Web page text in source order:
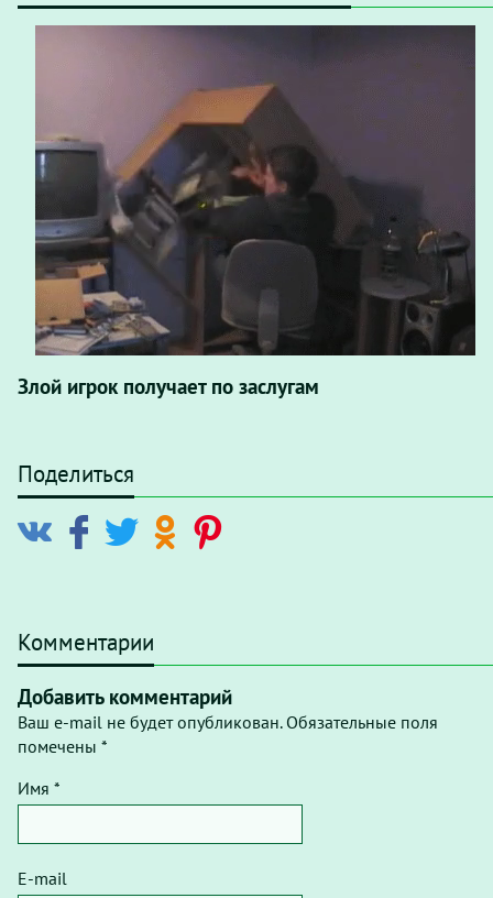
Злой игрок получает по заслугам
Поделиться
Комментарии
Добавить комментарий
Ваш e-mail не будет опубликован. Обязательные поля
помечены *
Имя *
E-mail